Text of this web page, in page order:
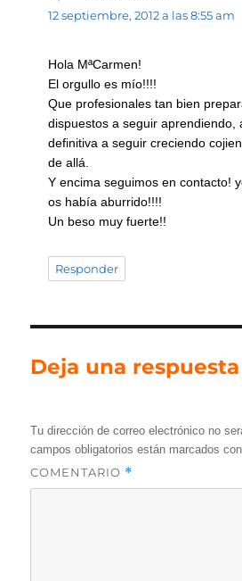
12 septiembre, 2012 a las 8:55 am
Hola MªCarmen!
El orgullo es mío!!!!
Que profesionales tan bien
dispuestos a seguir aprendiendo,
definitiva a seguir creciendo
de allá.
Y encima seguimos en contacto!
os había aburrido!!!!
Un beso muy fuerte!!
Responder
Deja una respuesta
Tu dirección de correo electrónico no
campos obligatorios están marcados con
COMENTARIO *